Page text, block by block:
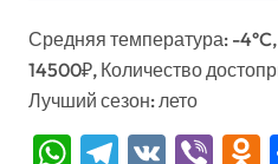
Средняя температура: -
14500₽, Количество
Лучший сезон: лето
WhatsApp
Telegram
VK